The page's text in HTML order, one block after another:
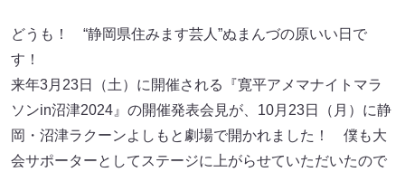
どうも！ “静岡県住みます芸人”ぬまんづの原いい日で
す！
来年3月23日（土）に開催される『寛平アメマナイトマラ
ソンin沼津2024』の開催発表会見が、10月23日（月）に静
岡・沼津ラクーンよしもと劇場で開かれました！ 僕も大
会サポーターとしてステージに上がらせていただいたので